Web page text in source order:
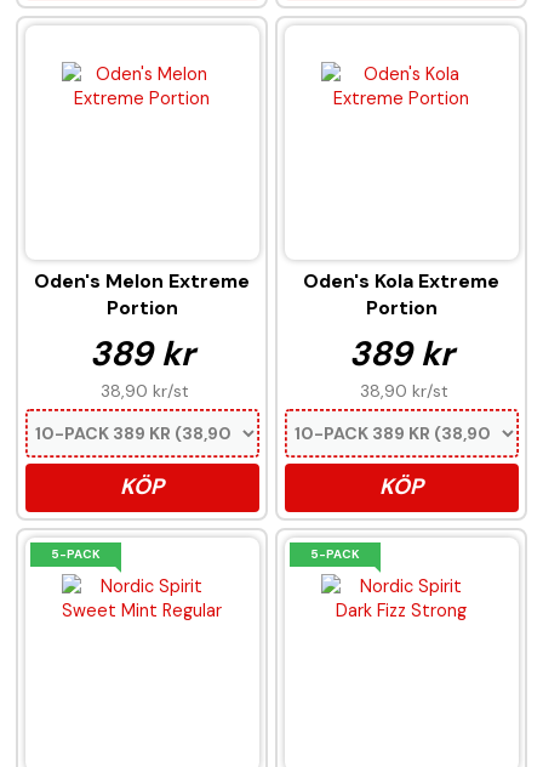
Oden's Melon Extreme
Portion
389 kr
38,90 kr/st
KÖP
Oden's Kola Extreme
Portion
389 kr
38,90 kr/st
KÖP
5-PACK 5-PACK